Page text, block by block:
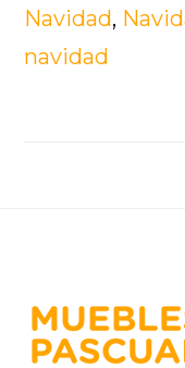
Navidad,
navidad